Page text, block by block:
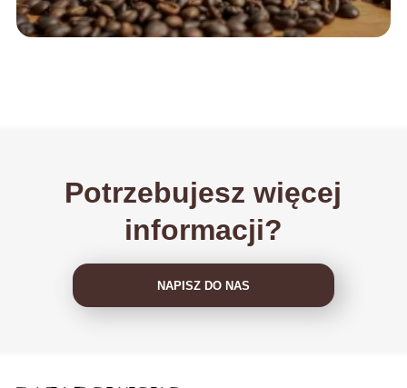
Potrzebujesz więcej
informacji?
NAPISZ DO NAS